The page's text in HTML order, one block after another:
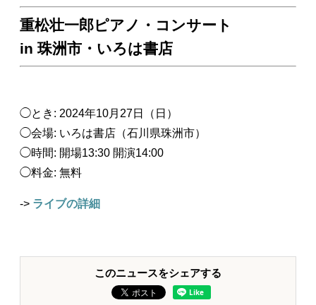
重松壮一郎ピアノ・コンサート
in 珠洲市・いろは書店
◯とき: 2024年10月27日（日）
◯会場: いろは書店（石川県珠洲市）
◯時間: 開場13:30 開演14:00
◯料金: 無料
-> ライブの詳細
このニュースをシェアする